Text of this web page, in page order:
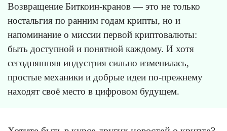
Возвращение Биткоин-кранов — это не только
ностальгия по ранним годам крипты, но и
напоминание о миссии первой криптовалюты:
быть доступной и понятной каждому. И хотя
сегодняшняя индустрия сильно изменилась,
простые механики и добрые идеи по-прежнему
находят своё место в цифровом будущем.